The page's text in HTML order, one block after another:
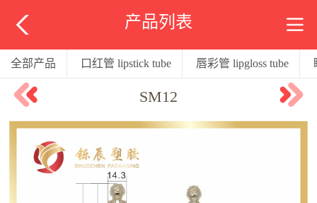
产品列表
全部产品 口红管 lipstick tube 唇彩管 lipgloss tube
SM12